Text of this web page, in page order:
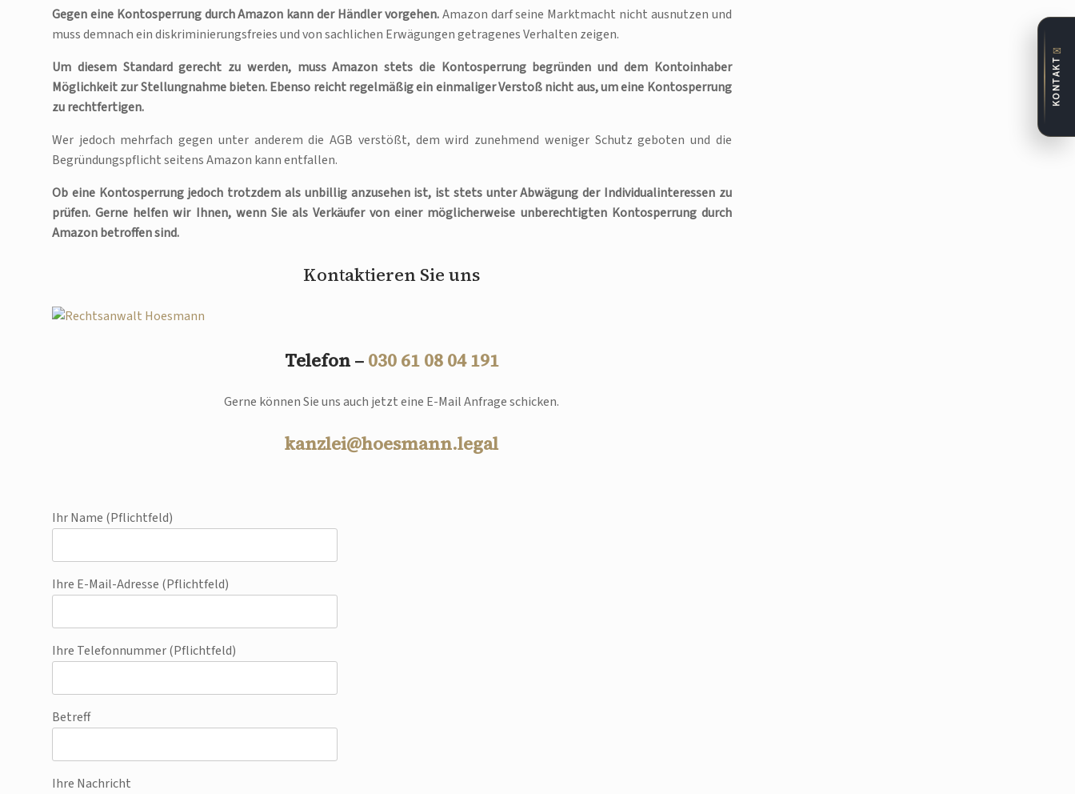
Gegen eine Kontosperrung durch Amazon kann der Händler vorgehen.Amazon darf seine Marktmacht nicht ausnutzen und
muss demnach ein diskriminierungsfreies und von sachlichen Erwägungen getragenes Verhalten zeigen.
Um diesem Standard gerecht zu werden, muss Amazon stets die Kontosperrung begründen und dem Kontoinhaber
Möglichkeit zur Stellungnahme bieten. Ebenso reicht regelmäßig ein einmaliger Verstoß nicht aus, um eine Kontosperrung
zu rechtfertigen.
Wer jedoch mehrfach gegen unter anderem die AGB verstößt, dem wird zunehmend weniger Schutz geboten und die
Begründungspflicht seitens Amazon kann entfallen.
Ob eine Kontosperrung jedoch trotzdem als unbillig anzusehen ist, ist stets unter Abwägung der Individualinteressen zu
prüfen. Gerne helfen wir Ihnen, wenn Sie als Verkäufer von einer möglicherweise unberechtigten Kontosperrung durch
Amazon betroffen sind.
Kontaktieren Sie uns
Telefon – 030 61 08 04 191
Gerne können Sie uns auch jetzt eine E-Mail Anfrage schicken.
kanzlei@hoesmann.legal
Ihr Name (Pflichtfeld)
Ihre E-Mail-Adresse (Pflichtfeld)
Ihre Telefonnummer (Pflichtfeld)
Betreff
Ihre Nachricht
✉
KONTAKT